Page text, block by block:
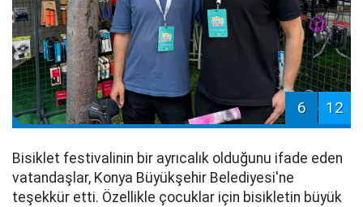
6 12
Bisiklet festivalinin bir ayrıcalık olduğunu ifade eden
vatandaşlar, Konya Büyükşehir Belediyesi'ne
teşekkür etti. Özellikle çocuklar için bisikletin büyük